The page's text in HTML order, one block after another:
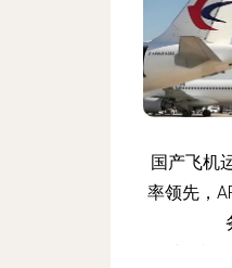
国产飞机
率领先，